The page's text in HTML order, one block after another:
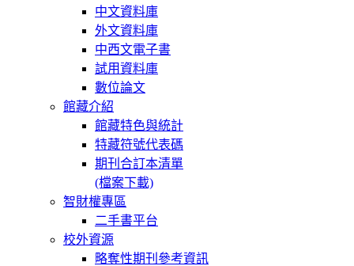
中文資料庫
外文資料庫
中西文電子書
試用資料庫
數位論文
館藏介紹
館藏特色與統計
特藏符號代表碼
期刊合訂本清單
(檔案下載)
智財權專區
二手書平台
校外資源
略奪性期刊參考資訊